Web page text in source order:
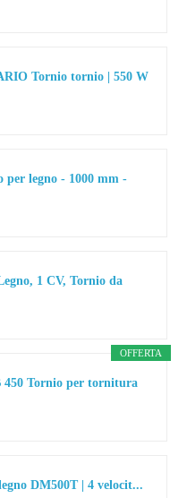
Tornio tornio | 550 W
per legno - 1000 mm -
1 CV, Tornio da
OFFERTA
450 Tornio per tornitura
DM500T | 4 velocit...